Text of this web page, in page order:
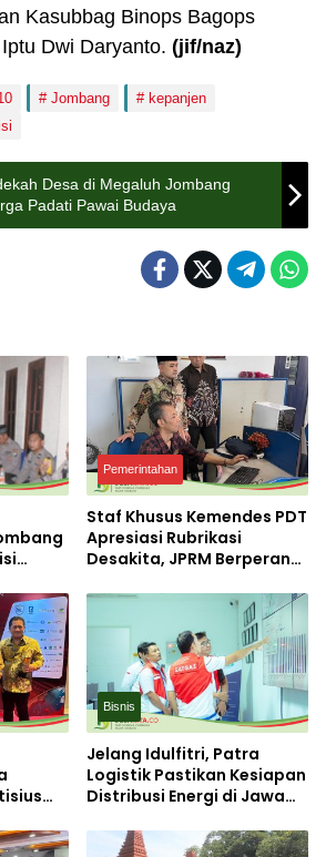
Kasubbag Binops Bagops
Dwi Daryanto. (jif/naz)
Jombang
kepanjen
Desa di Megaluh Jombang
Padati Pawai Budaya
Pemerintahan
Staf Khusus Kemendes PDT
Apresiasi Rubrikasi
Desakita, JPRM Berperan
Katalisator Informasi
Menyukseskan Program
Bisnis
Jelang Idulfitri, Patra
Logistik Pastikan Kesiapan
Distribusi Energi di Jawa